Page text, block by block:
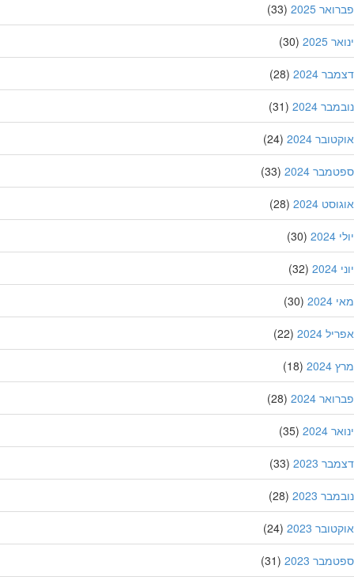
2025
(33)
2025
(30)
2024
(28)
2024
(31)
2024
(24)
2024
(33)
2024
(28)
(30)
(32)
(30)
2024
(22)
(18)
2024
(28)
2024
(35)
2023
(33)
2023
(28)
2023
(24)
2023
(31)